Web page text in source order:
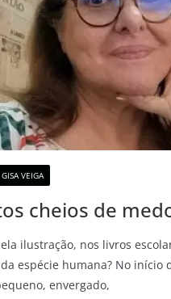
GISA VEIGA
cheios de
ilustração, nos livros
espécie humana? No início
envergado,